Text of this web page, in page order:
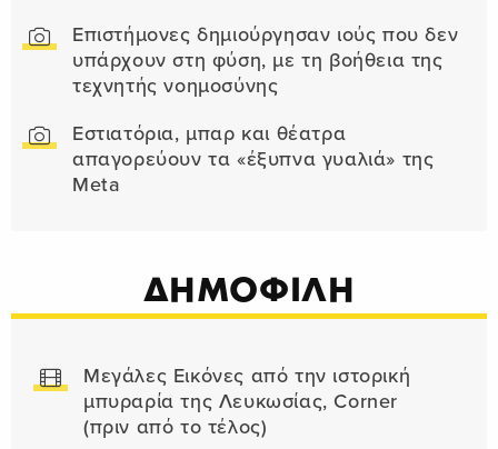
Επιστήμονες δημιούργησαν ιούς που δεν
υπάρχουν στη φύση, με τη βοήθεια της
τεχνητής νοημοσύνης
Εστιατόρια, μπαρ και θέατρα
απαγορεύουν τα «έξυπνα γυαλιά» της
Meta
ΔΗΜΟΦΙΛΗ
Μεγάλες Εικόνες από την ιστορική
μπυραρία της Λευκωσίας, Corner
(πριν από το τέλος)